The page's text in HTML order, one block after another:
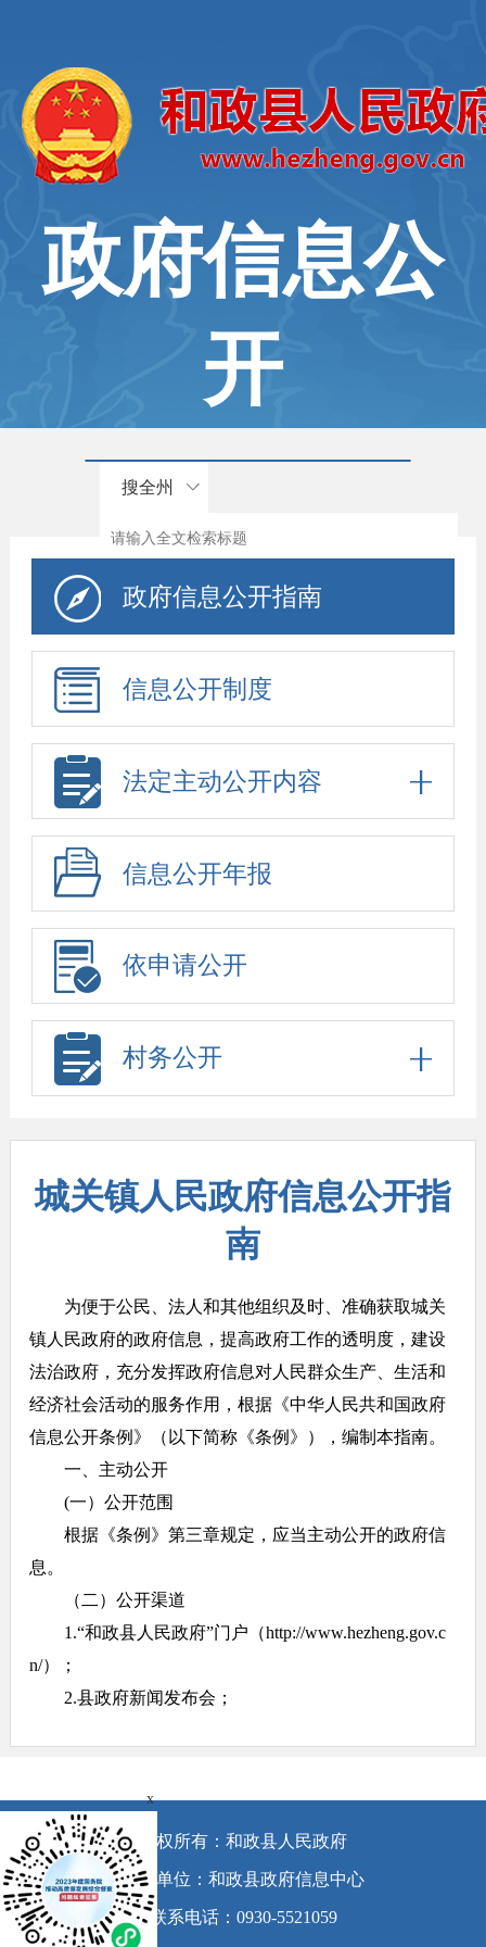
政府信息公
开
搜全州
政府信息公开指南
信息公开制度
法定主动公开内容
信息公开年报
依申请公开
村务公开
城关镇人民政府信息公开指
南
为便于公民、法人和其他组织及时、准确获取城关
镇人民政府的政府信息，提高政府工作的透明度，建设
法治政府，充分发挥政府信息对人民群众生产、生活和
经济社会活动的服务作用，根据《中华人民共和国政府
信息公开条例》（以下简称《条例》），编制本指南。
一、主动公开
(一）公开范围
根据《条例》第三章规定，应当主动公开的政府信
息。
（二）公开渠道
1.“和政县人民政府”门户（http://www.hezheng.gov.c
n/）；
2.县政府新闻发布会；
（三）公开时限
属于主动公开范围的政府信息，自该信息形成或者
变更之日起20个工作日内予以公开。法律、法规对政府
信息公开的期限另有规定的，从其规定。
二、依申请公开
版权所有：和政县人民政府
承办单位：和政县政府信息中心
联系电话：0930-5521059
x